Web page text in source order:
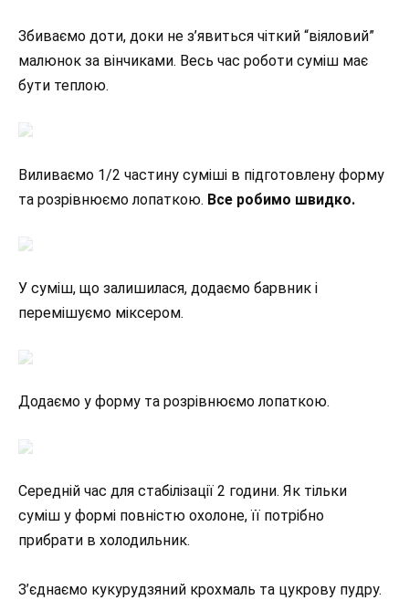
Збиваємо доти, доки не з’явиться чіткий “віяловий”
малюнок за вінчиками. Весь час роботи суміш має
бути теплою.
Виливаємо 1/2 частину суміші в підготовлену форму
та розрівнюємо лопаткою. Все робимо швидко.
У суміш, що залишилася, додаємо барвник і
перемішуємо міксером.
Додаємо у форму та розрівнюємо лопаткою.
Середній час для стабілізації 2 години. Як тільки
суміш у формі повністю охолоне, її потрібно
прибрати в холодильник.
З’єднаємо кукурудзяний крохмаль та цукрову пудру.